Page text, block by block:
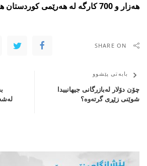
هه‌زار و 700 كارگه‌ له‌ هه‌رێمی‌ كوردستان هه‌یه‌.
SHARE ON
بابەتی پێشوو
چۆن دۆلار له‌بازرگانی‌ ‌‌‌‌جیهانییدا
‌شوێنی‌ زێڕی‌ گرته‌وه؟